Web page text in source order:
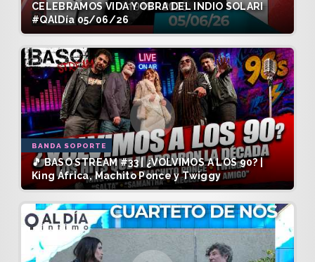
CELEBRAMOS VIDA Y OBRA DEL INDIO SOLARI
#QAlDía 05/06/26
BANDA SOPORTE
🎵 BASO STREAM #33 | ¿VOLVIMOS A LOS 90? |
King África, Machito Ponce y Twiggy